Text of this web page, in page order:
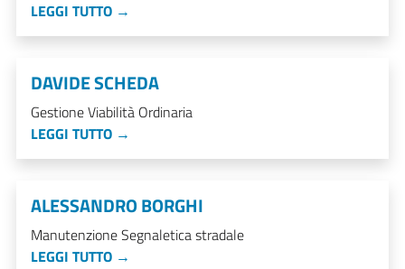
LEGGI TUTTO →
DAVIDE SCHEDA
Gestione Viabilità Ordinaria
LEGGI TUTTO →
ALESSANDRO BORGHI
Manutenzione Segnaletica stradale
LEGGI TUTTO →